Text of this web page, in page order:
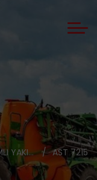
DIYAFRAMLI YAKIT BESLEME POMPALARI AST 7215